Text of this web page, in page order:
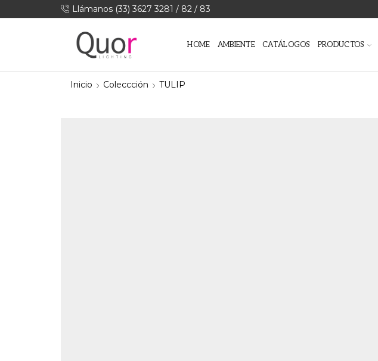
Llámanos (33) 3627 3281 / 82 / 83
HOME AMBIENTE CATÁLOGOS PRODUCTOS
Inicio Coleccción TULIP